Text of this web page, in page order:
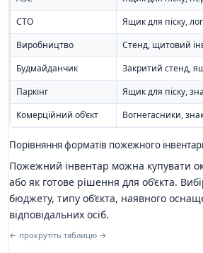
СТО
Ящик для піску,
Виробництво
Стенд, щитовий
Будмайданчик
Закритий стенд,
Паркінг
Ящик для піску,
Комерційний об’єкт
Вогнегасники,
Порівняння форматів пожежного
Пожежний інвентар можна купувати
або як готове рішення для об’єкта.
бюджету, типу об’єкта, наявного
відповідальних осіб.
← прокрутіть таблицю →